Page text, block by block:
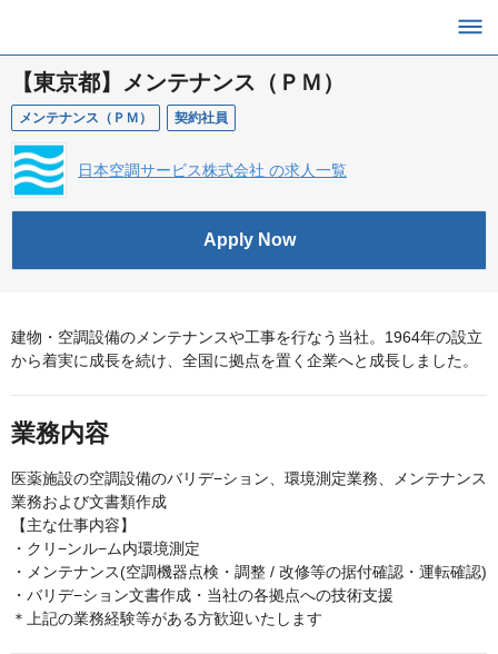
【東京都】メンテナンス（ＰＭ）
メンテナンス（ＰＭ） 契約社員
日本空調サービス株式会社 の求人一覧
Apply Now
建物・空調設備のメンテナンスや工事を行なう当社。1964年の設立
から着実に成長を続け、全国に拠点を置く企業へと成長しました。
業務内容
医薬施設の空調設備のバリデ−ション、環境測定業務、メンテナンス
業務および文書類作成
【主な仕事内容】
・クリ−ンル−ム内環境測定
・メンテナンス(空調機器点検・調整 / 改修等の据付確認・運転確認)
・バリデ−ション文書作成・当社の各拠点への技術支援
＊上記の業務経験等がある方歓迎いたします